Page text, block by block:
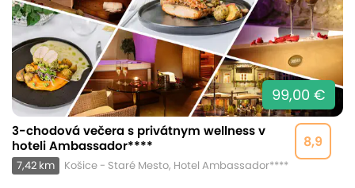
99,00 €
8,9
3-chodová večera s privátnym wellness v
hoteli Ambassador****
7,42 km Košice - Staré Mesto, Hotel Ambassador****